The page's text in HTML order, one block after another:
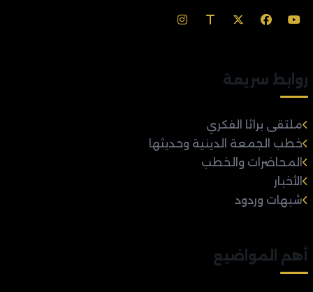
روابط سريعة
ملتقى براثا الفكري
خطب الجمعة الدينية وحديثها
المحاضرات والخطب
الأخبار
شبهات وردود
أهم المواضيع